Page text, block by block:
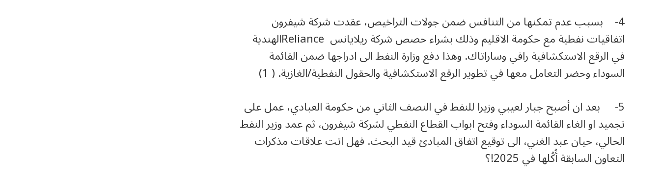
4- بسبب عدم تمكنها من التنافس ضمن جولات التراخيص، عقدت شركة شيفرون
اتفاقيات نفطية مع حكومة الاقليم وذلك بشراء حصص شركة ريلايانس Relianceالهندية
في الرقع الاستكشافية رافي وساراتاك. وهذا دفع وزارة النفط الى ادراجها ضمن القائمة
السوداء وحضر التعامل معها في تطوير الرقع الاستكشافية والحقول النفطية/الغازية. ( 1)
5- بعد ان أصبح جبار لعيبي وزيرا للنفط في النصف الثاني من حكومة العبادي، عمل على
تجميد او الغاء القائمة السوداء وفتح ابواب القطاع النفطي لشركة شيفرون، ثم عمد وزير النفط
الحالي، حيان عبد الغني، الى توقيع اتفاق المبادئ قيد البحث. فهل اتت علاقات مذكرات
التعاون السابقة أُكُلها في 2025!؟